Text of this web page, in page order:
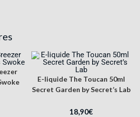
E-liquide The Toucan 50ml
Secret Garden by Secret’s Lab
18,90€